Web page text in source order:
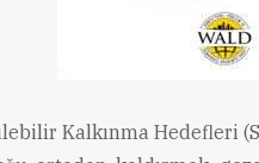
Kalkınma Hedefleri